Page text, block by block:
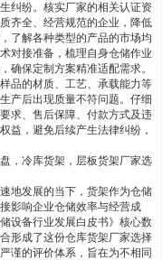
纠纷。核实厂家的相关认证资
齐全、经营规范的企业，降低
了解各种类型的产品的市场均
对接准备，梳理自身仓储作业
确保定制方案精准适配需求。
品的材质、工艺、承载能力等
产后出现质量不符问题。仔细
求、售后保障、付款方式及违
益，避免后续产生法律纠纷，
，冷库货架，层板货架厂家选
发展的当下，货架作为仓储
影响企业仓储效率与经营成
设备行业发展白皮书》核心数
形成了这份仓库货架厂家选择
谨的评价体系，旨在为不相同